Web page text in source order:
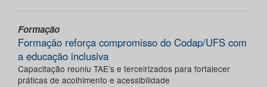
Formação
Formação reforça compromisso do Codap/UFS com
a educação inclusiva
Capacitação reuniu TAE’s e terceirizados para fortalecer
práticas de acolhimento e acessibilidade